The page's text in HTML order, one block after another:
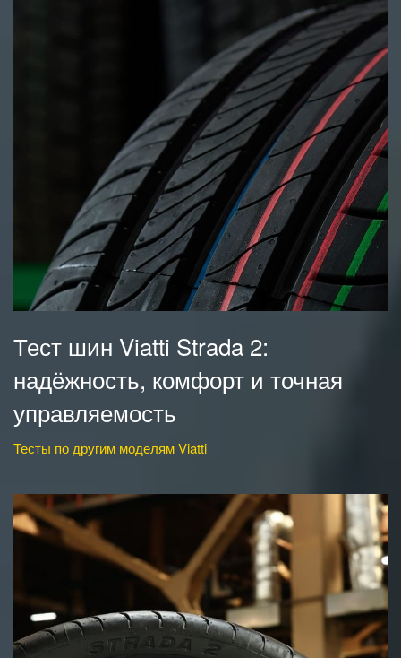
Тест шин Viatti Strada 2:
надёжность, комфорт и точная
управляемость
Тесты по другим моделям Viatti